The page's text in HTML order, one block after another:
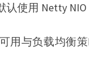
使用 Netty NIO
用与负载均衡